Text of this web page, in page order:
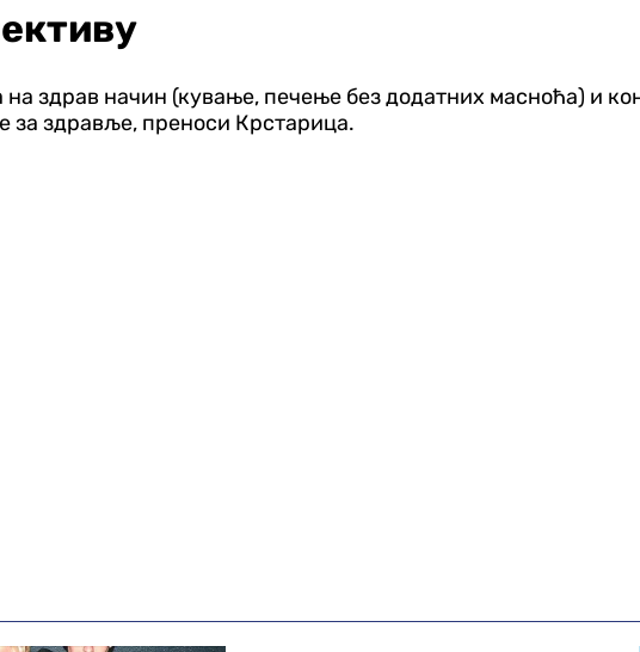
на здрав начин (кување, печење без додатних масноћа) и
за здравље, преноси Крстарица.